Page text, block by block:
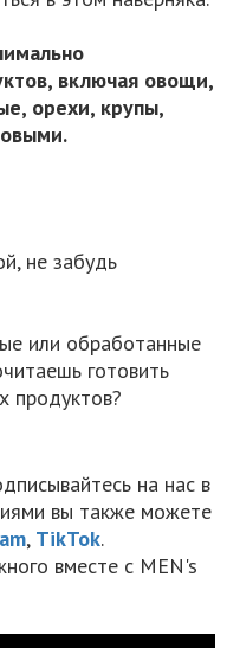
включая овощи,
орехи, крупы,
не забудь
или обработанные
готовить
продуктов?
на нас в
вы также можете
, TikTok.
вместе с MEN's